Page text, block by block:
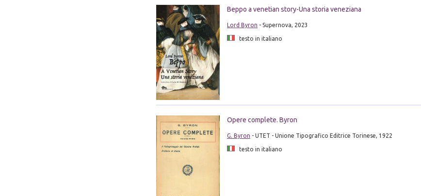
Beppo a venetian story-Una storia veneziana
Lord Byron - Supernova, 2023
testo in italiano
Opere complete. Byron
G. Byron - UTET - Unione Tipografico Editrice Torinese, 1922
testo in italiano